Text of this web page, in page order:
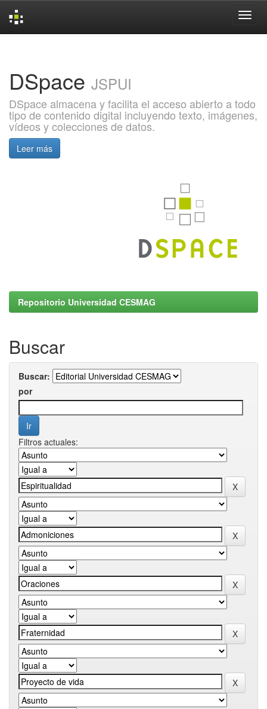
DSpace JSPUI
DSpace almacena y facilita el acceso abierto a todo
tipo de contenido digital incluyendo texto, imágenes,
vídeos y colecciones de datos.
Leer más
Repositorio Universidad CESMAG
Buscar
Buscar:
por
Filtros actuales: